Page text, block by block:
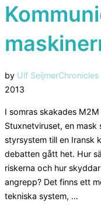
redaktionella
by Ulf Seijmer
2013
I somras skakades
Stuxnetviruset, en
styrsystem till en Iransk
debatten gått het. Hur
riskerna och hur
angrepp? Det finns ett
tekniska system, …